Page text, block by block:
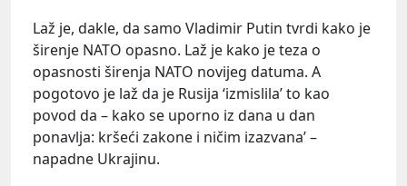
Laž je, dakle, da samo Vladimir Putin tvrdi kako je
širenje NATO opasno. Laž je kako je teza o
opasnosti širenja NATO novijeg datuma. A
pogotovo je laž da je Rusija ‘izmislila’ to kao
povod da – kako se uporno iz dana u dan
ponavlja: kršeći zakone i ničim izazvana’ –
napadne Ukrajinu.